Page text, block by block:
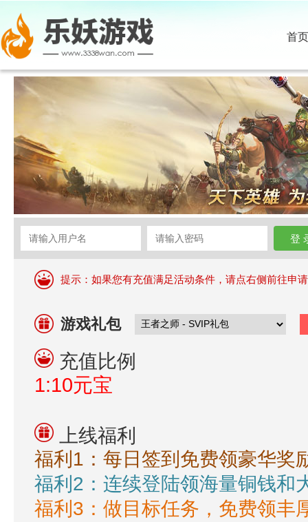
首页
提示：如果您有充值满足活动条件，请点右侧前往申
游戏礼包
充值比例
1:10元宝
上线福利
福利1：每日签到免费领豪华奖
福利2：连续登陆领海量铜钱和
福利3：做目标任务，免费领丰